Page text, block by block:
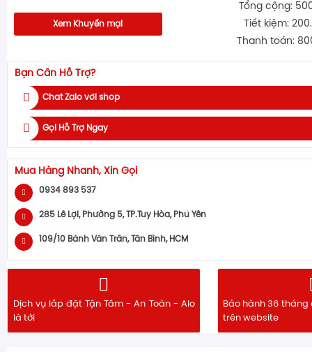
Xem Khuyến mại
Tổng cộng:
Tiết kiệm:
Thanh toán:
Bạn Cần Hỗ Trợ?
Chat Zalo với shop
Gọi Hỗ Trợ Ngay
Mua Hàng Nhanh, Xin Gọi
0934 893 537
285 Lê Lợi, Phường 5, TP.Tuy Hòa, Phú Yên
109/10 Bành Văn Trân, Tân Bình, HCM
Dịch vụ lắp đặt Tận Tâm - An Toàn - Alo
là tới
Bảo hành 36
trên website